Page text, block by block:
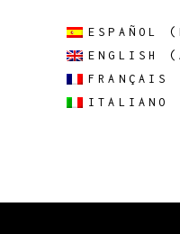
ESPAÑOL (
ENGLISH
(
FRANÇAIS
ITALIANO